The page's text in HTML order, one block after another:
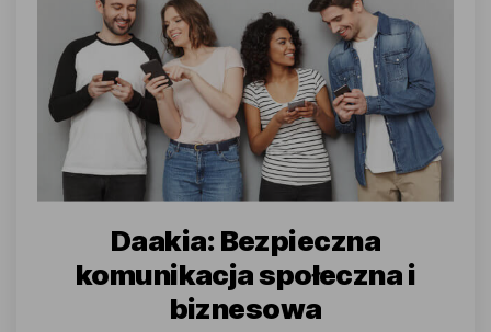
Daakia: Bezpieczna
komunikacja społeczna i
biznesowa